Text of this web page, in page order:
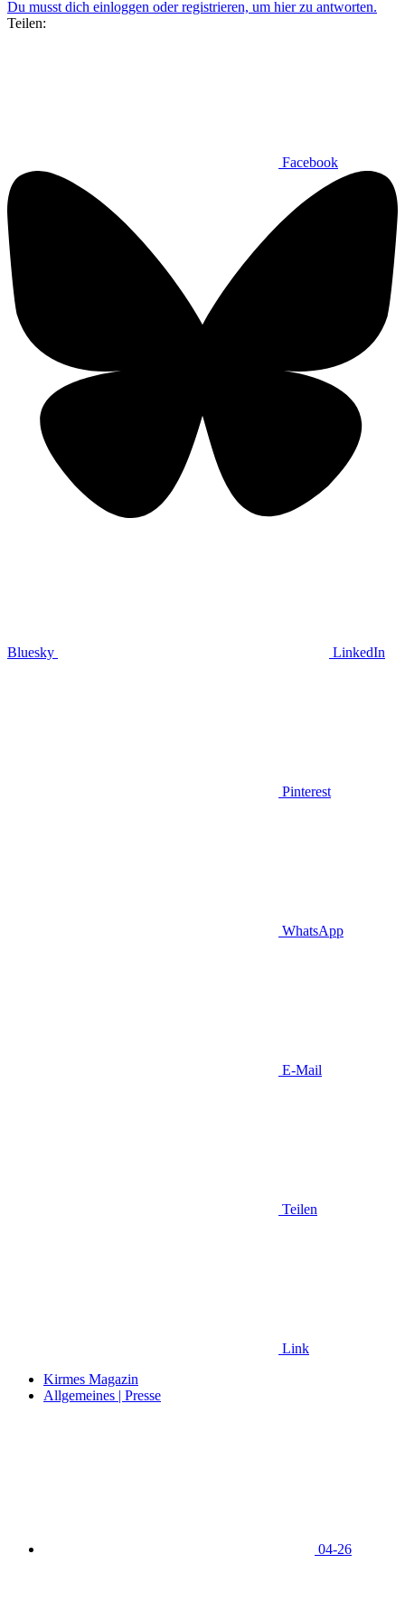
Du musst dich einloggen oder registrieren, um hier zu antworten.
Teilen:
Facebook
Bluesky LinkedIn
Pinterest
WhatsApp
E-Mail
Teilen
Link
Kirmes Magazin
Allgemeines | Presse
04-26